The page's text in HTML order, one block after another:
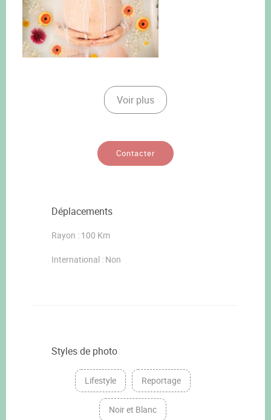
Voir plus
Contacter
Déplacements
Rayon : 100 Km
International : Non
Styles de photo
Lifestyle Reportage
Noir et Blanc